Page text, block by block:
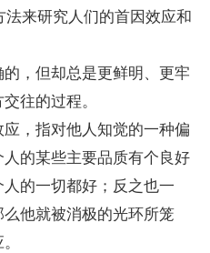
来研究人们的首因效应和
，但却总是更鲜明、更牢
往的过程。
，指对他人知觉的一种偏
的某些主要品质有个良好
的一切都好；反之也一
他就被消极的光环所笼